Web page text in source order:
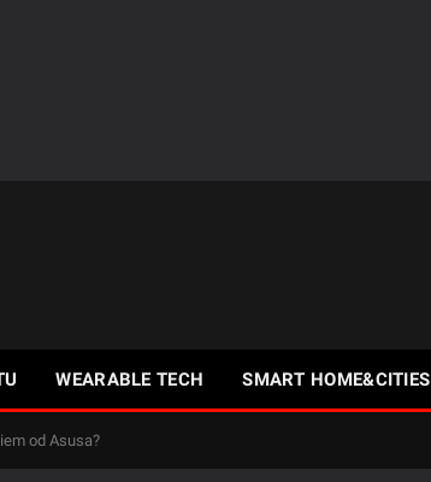
WEARABLE TECH SMART HOME&CITIES
od Asusa?